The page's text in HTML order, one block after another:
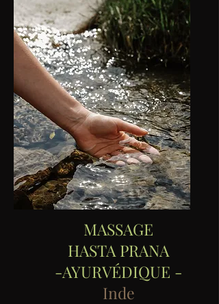
MASSAGE
HASTA PRANA
-AYURVÉDIQUE -
Inde